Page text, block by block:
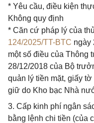
* Yêu cầu, điều kiện
Không quy định
* Căn cứ pháp lý của
124/2025/TT-BTC ngày
một số điều của Thông
28/12/2018 của Bộ
quản lý tiền mặt, giấy
giữ do Kho bạc Nhà
3. Cấp kinh phí ngân
bằng lệnh chi tiền (của